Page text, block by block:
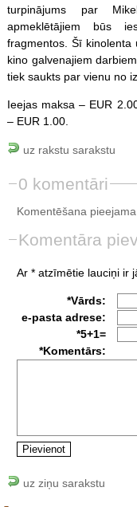
turpinājums par
apmeklētājiem būs
fragmentos. Šī kinolenta
kino galvenajiem
tiek saukts par vienu no
Ieejas maksa – EUR
– EUR 1.00.
uz rakstu sarakstu
0 komentāri
Komentēšana pieejama
Komentāra
Ar * atzīmētie lauciņi ir
*Vārds:
e-pasta adrese:
*5+1=
*Komentārs:
uz ziņu sarakstu